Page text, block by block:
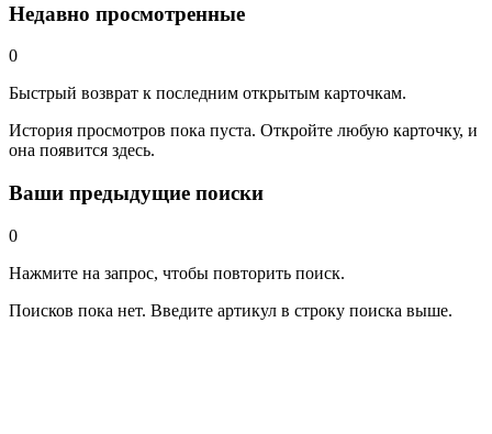
Недавно просмотренные
0
Быстрый возврат к последним открытым карточкам.
История просмотров пока пуста. Откройте любую карточку, и
она появится здесь.
Ваши предыдущие поиски
0
Нажмите на запрос, чтобы повторить поиск.
Поисков пока нет. Введите артикул в строку поиска выше.